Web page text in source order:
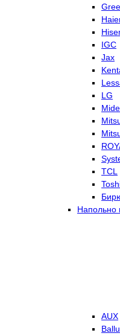
Gree
IGC
Jax
LG
TCL
Напольно
AUX
Ballu